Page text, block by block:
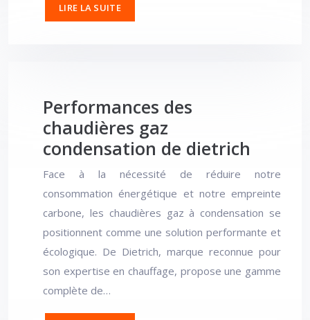
LIRE LA SUITE
Performances des
chaudières gaz
condensation de dietrich
Face à la nécessité de réduire notre
consommation énergétique et notre empreinte
carbone, les chaudières gaz à condensation se
positionnent comme une solution performante et
écologique. De Dietrich, marque reconnue pour
son expertise en chauffage, propose une gamme
complète de…